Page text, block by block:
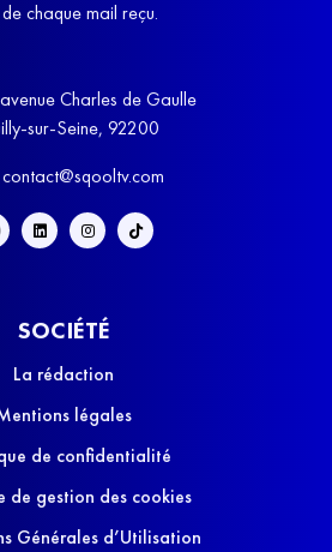
chaque mail reçu.
Charles de Gaulle
sur-Seine, 92200
contact@sqooltv.com
SOCIÉTÉ
La rédaction
légales
de confidentialité
de gestion des cookies
Générales d’Utilisation